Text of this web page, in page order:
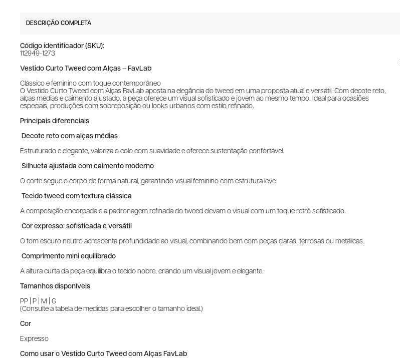
DESCRIÇÃO COMPLETA
Código identificador (SKU):
112949-1273
Vestido Curto Tweed com Alças – FavLab
Clássico e feminino com toque contemporâneo
O Vestido Curto Tweed com Alças FavLab aposta na elegância do tweed em uma proposta atual e versátil. Com decote reto,
alças médias e caimento ajustado, a peça oferece um visual sofisticado e jovem ao mesmo tempo. Ideal para ocasiões
especiais, produções com sobreposição ou looks urbanos com estilo refinado.
Principais diferenciais
Decote reto com alças médias
Estruturado e elegante, valoriza o colo com suavidade e oferece sustentação confortável.
Silhueta ajustada com caimento moderno
O corte segue o corpo de forma natural, garantindo visual feminino com estrutura leve.
Tecido tweed com textura clássica
A composição encorpada e a padronagem refinada do tweed elevam o visual com um toque retrô sofisticado.
Cor expresso: sofisticada e versátil
O tom escuro neutro acrescenta profundidade ao visual, combinando bem com peças claras, terrosas ou metálicas.
Comprimento mini equilibrado
A altura curta da peça equilibra o tecido nobre, criando um visual jovem e elegante.
Tamanhos disponíveis
PP | P | M | G
(Consulte a tabela de medidas para escolher o tamanho ideal.)
Cor
Expresso
Como usar o Vestido Curto Tweed com Alças FavLab